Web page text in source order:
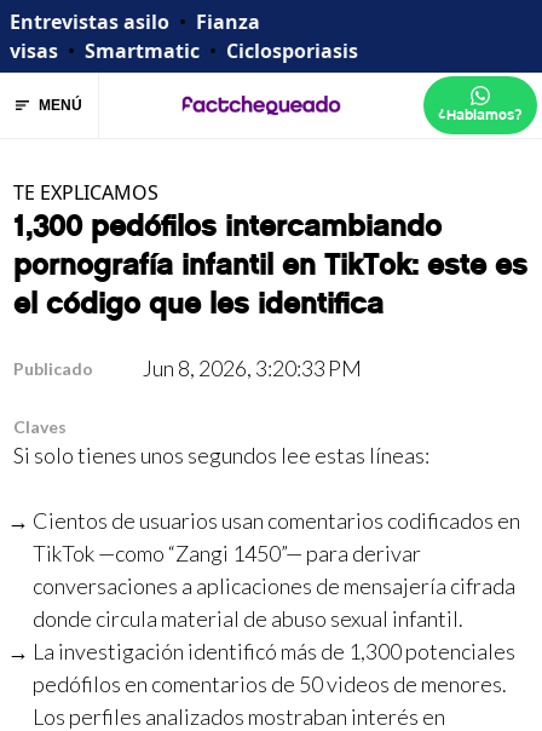
Entrevistas asilo • Fianza
visas • Smartmatic • Ciclosporiasis
MENÚ ¿Hablamos?
TE EXPLICAMOS
1,300 pedófilos intercambiando
pornografía infantil en TikTok: este es
el código que les identifica
Publicado Jun 8, 2026, 3:20:33 PM
Claves
Si solo tienes unos segundos lee estas líneas:
Cientos de usuarios usan comentarios codificados en
TikTok —como “Zangi 1450”— para derivar
conversaciones a aplicaciones de mensajería cifrada
donde circula material de abuso sexual infantil.
La investigación identificó más de 1,300 potenciales
pedófilos en comentarios de 50 videos de menores.
Los perfiles analizados mostraban interés en